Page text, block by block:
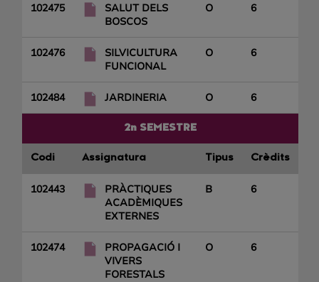
102475
SALUT DELS
BOSCOS
O 6
102476
SILVICULTURA
FUNCIONAL
O 6
102484 JARDINERIA O 6
2n SEMESTRE
Codi Assignatura Tipus Crèdits
102443
PRÀCTIQUES
ACADÈMIQUES
EXTERNES
B 6
102474
PROPAGACIÓ I
VIVERS
FORESTALS
O 6